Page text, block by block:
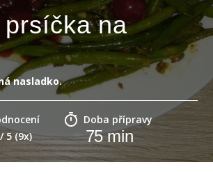
na
nasladko.
/ 5 (9x)
Doba přípravy
75min